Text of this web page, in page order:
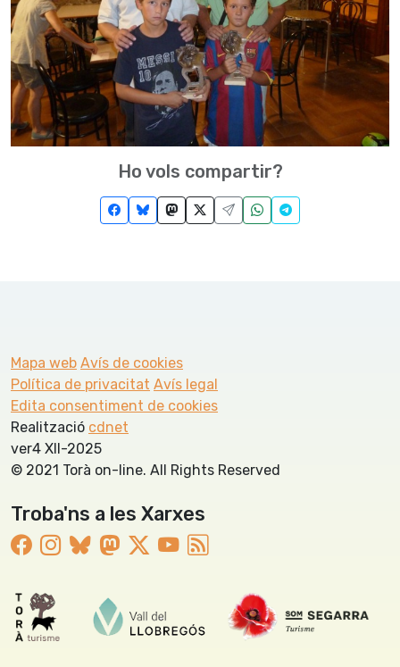
Ho vols compartir?
Mapa web Avís de cookies
Política de privacitat Avís legal
Edita consentiment de cookies
Realització cdnet
ver4 XII-2025
© 2021 Torà on-line. All Rights Reserved
Troba'ns a les Xarxes